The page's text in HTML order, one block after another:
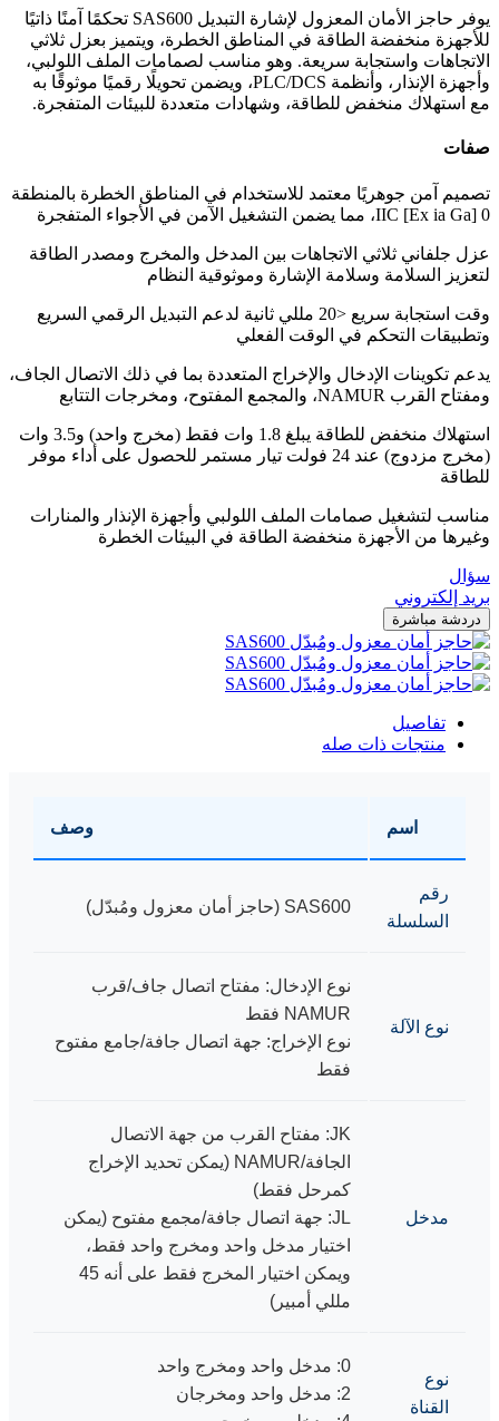
يوفر حاجز الأمان المعزول لإشارة التبديل SAS600 تحكمًا آمنًا ذاتيًا
للأجهزة منخفضة الطاقة في المناطق الخطرة، ويتميز بعزل ثلاثي
الاتجاهات واستجابة سريعة. وهو مناسب لصمامات الملف اللولبي،
وأجهزة الإنذار، وأنظمة PLC/DCS، ويضمن تحويلًا رقميًا موثوقًا به
مع استهلاك منخفض للطاقة، وشهادات متعددة للبيئات المتفجرة.
صفات
تصميم آمن جوهريًا معتمد للاستخدام في المناطق الخطرة بالمنطقة
0 [Ex ia Ga] IIC، مما يضمن التشغيل الآمن في الأجواء المتفجرة
عزل جلفاني ثلاثي الاتجاهات بين المدخل والمخرج ومصدر الطاقة
لتعزيز السلامة وسلامة الإشارة وموثوقية النظام
وقت استجابة سريع <20 مللي ثانية لدعم التبديل الرقمي السريع
وتطبيقات التحكم في الوقت الفعلي
يدعم تكوينات الإدخال والإخراج المتعددة بما في ذلك الاتصال الجاف،
ومفتاح القرب NAMUR، والمجمع المفتوح، ومخرجات التتابع
استهلاك منخفض للطاقة يبلغ 1.8 وات فقط (مخرج واحد) و3.5 وات
(مخرج مزدوج) عند 24 فولت تيار مستمر للحصول على أداء موفر
للطاقة
مناسب لتشغيل صمامات الملف اللولبي وأجهزة الإنذار والمنارات
وغيرها من الأجهزة منخفضة الطاقة في البيئات الخطرة
سؤال
بريد إلكتروني
دردشة مباشرة
تفاصيل
منتجات ذات صله
اسم وصف
رقم
السلسلة
SAS600 (حاجز أمان معزول ومُبدّل)
نوع الآلة
نوع الإدخال: مفتاح اتصال جاف/قرب
NAMUR فقط
نوع الإخراج: جهة اتصال جافة/جامع مفتوح
فقط
مدخل
JK: مفتاح القرب من جهة الاتصال
الجافة/NAMUR (يمكن تحديد الإخراج
كمرحل فقط)
JL: جهة اتصال جافة/مجمع مفتوح (يمكن
اختيار مدخل واحد ومخرج واحد فقط،
ويمكن اختيار المخرج فقط على أنه 45
مللي أمبير)
نوع
القناة
0: مدخل واحد ومخرج واحد
2: مدخل واحد ومخرجان